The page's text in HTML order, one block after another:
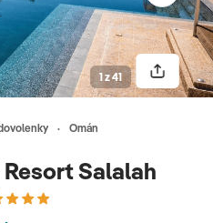
Omán
Salalah
1 z 41